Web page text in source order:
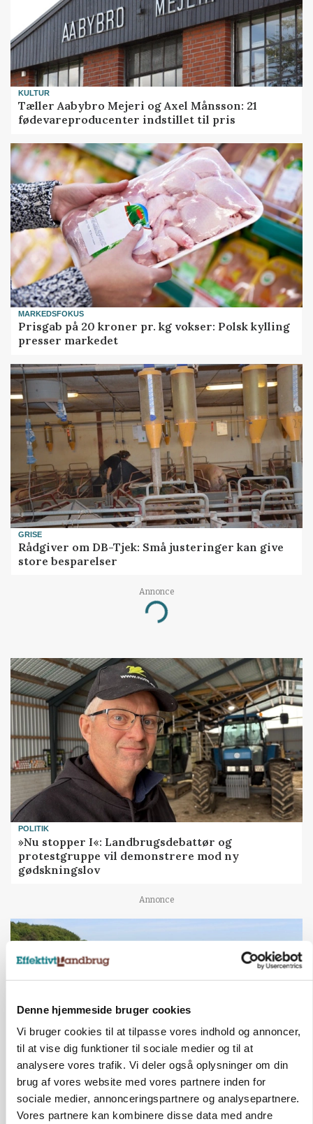
Denne hjemmeside bruger cookies
Vi bruger cookies til at tilpasse vores indhold og annoncer,
til at vise dig funktioner til sociale medier og til at
analysere vores trafik. Vi deler også oplysninger om din
brug af vores website med vores partnere inden for
sociale medier, annonceringspartnere og analysepartnere.
Vores partnere kan kombinere disse data med andre
KULTUR
Tæller Aabybro Mejeri og Axel Månsson: 21
fødevareproducenter indstillet til pris
MARKEDSFOKUS
Prisgab på 20 kroner pr. kg vokser: Polsk kylling
presser markedet
GRISE
Rådgiver om DB-Tjek: Små justeringer kan give
store besparelser
Annonce
Loading...
POLITIK
»Nu stopper I«: Landbrugsdebattør og
protestgruppe vil demonstrere mod ny
gødskningslov
Annonce
KVÆG
Snart kan man søge tilskud til naturprojekter